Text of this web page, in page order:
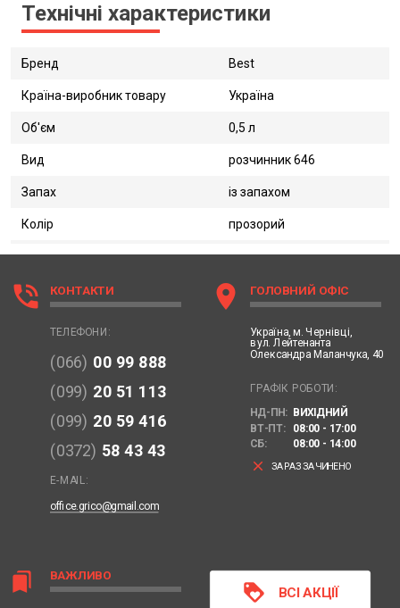
Технічні характеристики
Бренд Best
Країна-виробник товару Україна
Об'єм 0,5 л
Вид розчинник 646
Запах із запахом
Колір прозорий
bookmarks ВАЖЛИВО
phone_in_talk КОНТАКТИ
ТЕЛЕФОНИ:
(066) 00 99 888
(099) 20 51 113
(099) 20 59 416
(0372) 58 43 43
E-MAIL:
office.grico@gmail.com
location_on ГОЛОВНИЙ ОФІС
Україна, м. Чернівці,
вул. Лейтенанта
Олександра Маланчука, 40
ГРАФІК РОБОТИ:
НД-ПН: ВИХІДНИЙ
ВТ-ПТ:
08:00 - 17:00
СБ:
08:00 - 14:00
clear ЗАРАЗ ЗАЧИНЕНО
loyalty ВСІ АКЦІЇ